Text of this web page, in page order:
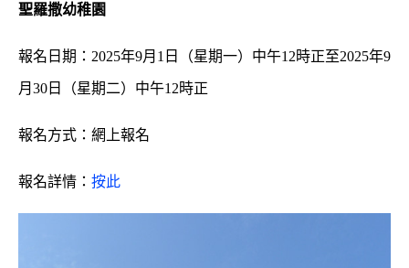
聖羅撒幼稚園
報名日期：2025年9月1日（星期一）中午12時正至2025年9
月30日（星期二）中午12時正
報名方式：網上報名
報名詳情： 按此